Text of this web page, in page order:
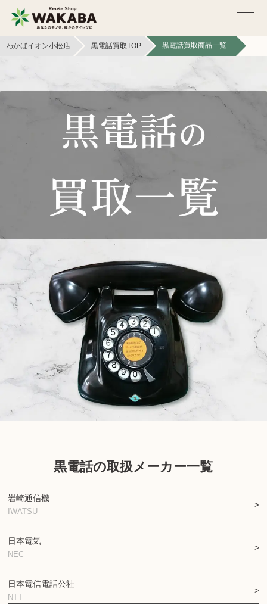
わかばイオン小松店 黒電話買取TOP 黒電話買取商品一覧
黒電話の取扱メーカー一覧
岩崎通信機
IWATSU
日本電気
NEC
日本電信電話公社
NTT